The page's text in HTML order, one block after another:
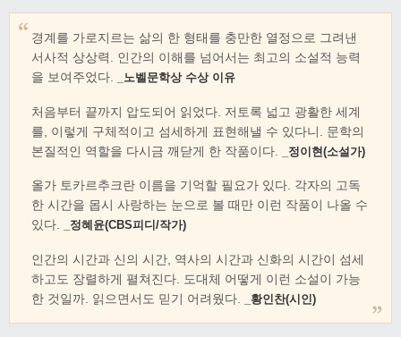
경계를 가로지르는 삶의 한 형태를 충만한 열정으로 그려낸
서사적 상상력. 인간의 이해를 넘어서는 최고의 소설적 능력
을 보여주었다.
_노벨문학상 수상 이유
처음부터 끝까지 압도되어 읽었다. 저토록 넓고 광활한 세계
를, 이렇게 구체적이고 섬세하게 표현해낼 수 있다니. 문학의
본질적인 역할을 다시금 깨닫게 한 작품이다.
_정이현(소설가)
올가 토카르추크란 이름을 기억할 필요가 있다. 각자의 고독
한 시간을 몹시 사랑하는 눈으로 볼 때만 이런 작품이 나올 수
있다. _정혜윤(CBS피디/작가)
인간의 시간과 신의 시간, 역사의 시간과 신화의 시간이 섬세
하고도 장렬하게 펼쳐진다. 도대체 어떻게 이런 소설이 가능
한 것일까. 읽으면서도 믿기 어려웠다.
_황인찬(시인)